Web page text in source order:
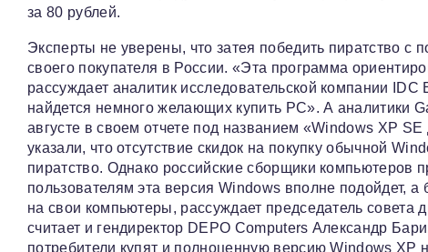
за 80 рублей.
Эксперты не уверены, что затея победить пиратство
своего покупателя в России. «Эта программа
рассуждает аналитик исследовательской компании
найдется немного желающих купить PC». А аналитики
августе в своем отчете под названием «Windows XP
указали, что отсутствие скидок на покупку обычной
пиратство. Однако российские сборщики
пользователям эта версия Windows вполне подойдет,
на свои компьютеры, рассуждает председатель совета
считает и гендиректор DEPO Computers Александр
потребители купят и полноценную версию Windows XP